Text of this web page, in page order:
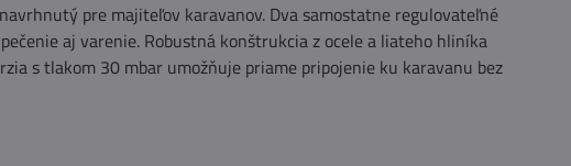
pre majiteľov karavanov. Dva samostatne regulovateľné
aj varenie. Robustná konštrukcia z ocele a liateho hliníka
s tlakom 30 mbar umožňuje priame pripojenie ku karavanu bez